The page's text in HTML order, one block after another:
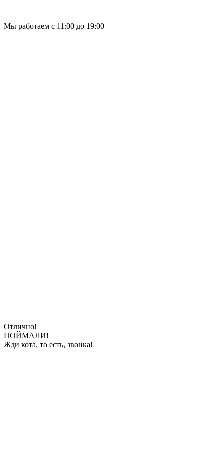
Мы работаем с 11:00 до 19:00
Отлично!
ПОЙМАЛИ!
Жди кота, то есть, звонка!